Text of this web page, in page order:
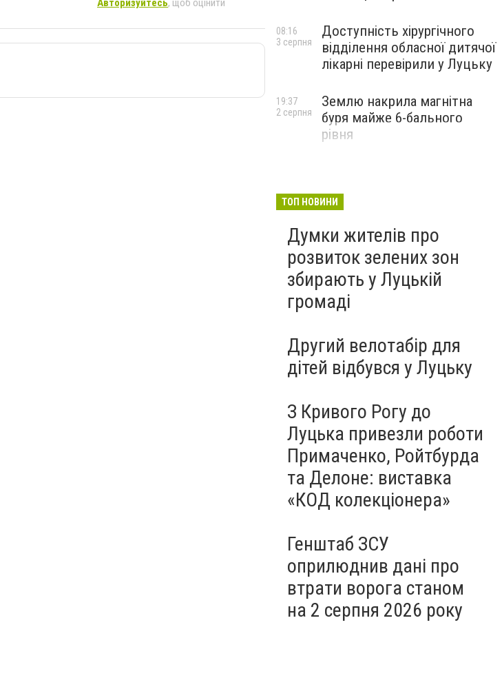
Авторизуйтесь, щоб оцінити
Доступність хірургічного
відділення обласної дитячої
лікарні перевірили у Луцьку
08:16
3 серпня
Землю накрила магнітна
буря майже 6-бального
рівня
19:37
2 серпня
ТОП НОВИНИ
Думки жителів про
розвиток зелених зон
збирають у Луцькій
громаді
Другий велотабір для
дітей відбувся у Луцьку
З Кривого Рогу до
Луцька привезли роботи
Примаченко, Ройтбурда
та Делоне: виставка
«КОД колекціонера»
Генштаб ЗСУ
оприлюднив дані про
втрати ворога станом
на 2 серпня 2026 року